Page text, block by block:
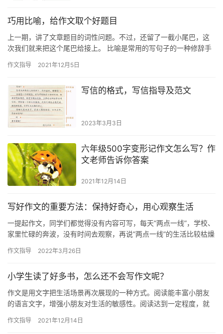
巧用比喻，给作文取个好题目
上一期，讲了文章题目的词性问题。不过，还留了一截小尾巴，这
次我们就来把这个尾巴给接上。 比喻是常用的写句子的一种修辞手
比喻…
作文指导 2021年12月5日
写信的格式，写信指导及范文
2023年3月3日
六年级500字变形记作文怎么写？作
文老师告诉你答案
2021年12月14日
写好作文的重要方法：保持好奇心，用心观察生活
一提起作文，同学们都觉得没有内容可写，每天”两点一线”，学校、
家里忙碌的奔波，没有时间去观察，再说”两点一线”的生活比较枯燥
作文指导 2022年3月26日
小学生读了好多书，怎么还不会写作文呢？
作文是用文字把生活场景再次展现的一种方式。阅读能丰富小朋友
的语言文字，增强小朋友对生活的敏感性。阅读达到一定程度，就
与写作…
作文指导 2021年12月14日